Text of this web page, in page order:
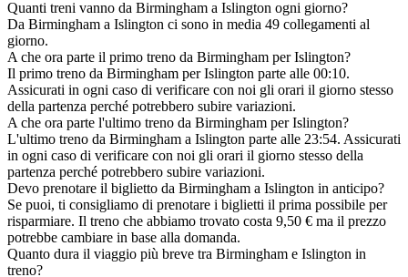
Quanti treni vanno da Birmingham a Islington ogni giorno?
Da Birmingham a Islington ci sono in media 49 collegamenti al
giorno.
A che ora parte il primo treno da Birmingham per Islington?
Il primo treno da Birmingham per Islington parte alle 00:10.
Assicurati in ogni caso di verificare con noi gli orari il giorno stesso
della partenza perché potrebbero subire variazioni.
A che ora parte l'ultimo treno da Birmingham per Islington?
L'ultimo treno da Birmingham a Islington parte alle 23:54. Assicurati
in ogni caso di verificare con noi gli orari il giorno stesso della
partenza perché potrebbero subire variazioni.
Devo prenotare il biglietto da Birmingham a Islington in anticipo?
Se puoi, ti consigliamo di prenotare i biglietti il prima possibile per
risparmiare. Il treno che abbiamo trovato costa 9,50 € ma il prezzo
potrebbe cambiare in base alla domanda.
Quanto dura il viaggio più breve tra Birmingham e Islington in
treno?